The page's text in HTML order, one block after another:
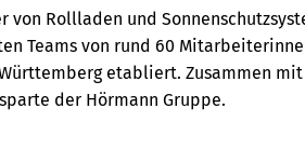
Rollladen und
Teams von rund 60
etabliert. Zusammen mit
der Hörmann Gruppe.